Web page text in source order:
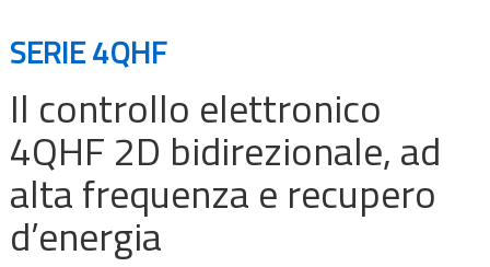
SERIE 4QHF
Il controllo elettronico
4QHF 2D bidirezionale, ad
alta frequenza e recupero
d’energia